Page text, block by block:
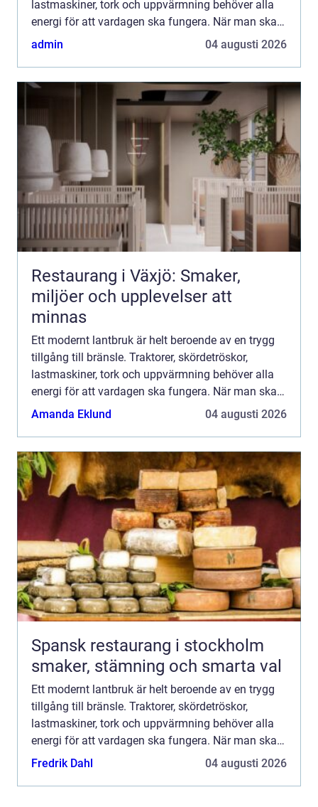
lastmaskiner, tork och uppvärmning behöver alla
energi för att vardagen ska fungera. När man ska
köpa diesel till lantbruk handlar frågan därför inte
admin 04 augusti 2026
Restaurang i Växjö: Smaker,
miljöer och upplevelser att
minnas
Ett modernt lantbruk är helt beroende av en trygg
tillgång till bränsle. Traktorer, skördetröskor,
lastmaskiner, tork och uppvärmning behöver alla
energi för att vardagen ska fungera. När man ska
köpa diesel till lantbruk handlar frågan därför inte
Amanda Eklund 04 augusti 2026
Spansk restaurang i stockholm
smaker, stämning och smarta val
Ett modernt lantbruk är helt beroende av en trygg
tillgång till bränsle. Traktorer, skördetröskor,
lastmaskiner, tork och uppvärmning behöver alla
energi för att vardagen ska fungera. När man ska
köpa diesel till lantbruk handlar frågan därför inte
Fredrik Dahl 04 augusti 2026